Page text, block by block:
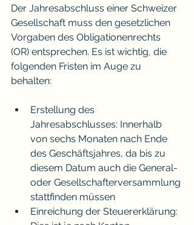
Der Jahresabschluss einer Schweizer
Gesellschaft muss den gesetzlichen
Vorgaben des Obligationenrechts
(OR) entsprechen. Es ist wichtig, die
folgenden Fristen im Auge zu
behalten:
Erstellung des
Jahresabschlusses: Innerhalb
von sechs Monaten nach Ende
des Geschäftsjahres, da bis zu
diesem Datum auch die General-
oder Gesellschafterversammlung
stattfinden müssen
Einreichung der Steuererklärung: